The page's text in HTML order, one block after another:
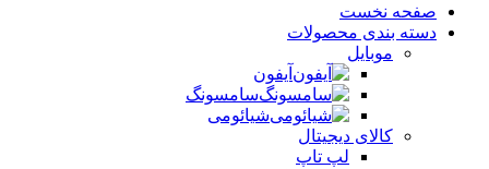
صفحه نخست
دسته بندی محصولات
موبایل
آیفون
سامسونگ
شیائومی
کالای دیجیتال
لپ تاپ